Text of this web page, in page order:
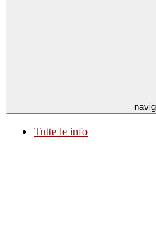
Tutte le info